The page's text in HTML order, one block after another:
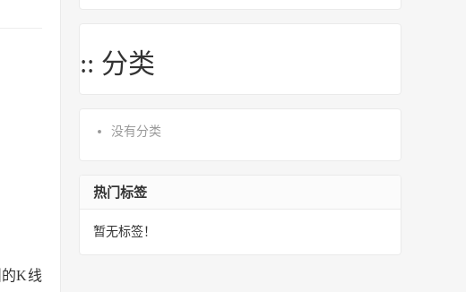
的K线
:: 分类
没有分类
热门标签
暂无标签！